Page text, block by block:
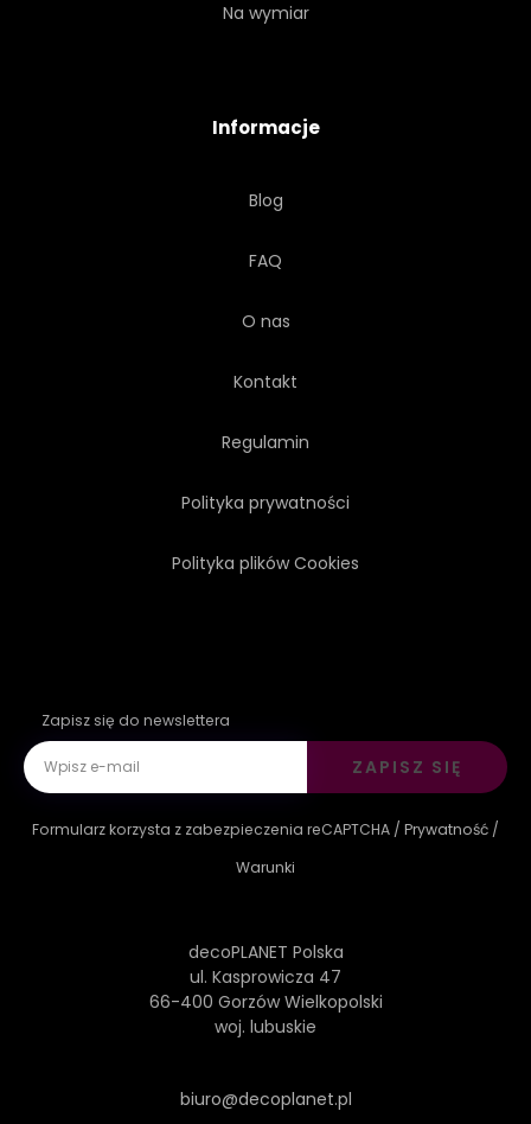
Na wymiar
Informacje
Blog
FAQ
O nas
Kontakt
Regulamin
Polityka prywatności
Polityka plików Cookies
Zapisz się do newslettera
ZAPISZ SIĘ
Formularz korzysta z zabezpieczenia reCAPTCHA / Prywatność /
Warunki
decoPLANET Polska
ul. Kasprowicza 47
66-400 Gorzów Wielkopolski
woj. lubuskie
biuro@decoplanet.pl